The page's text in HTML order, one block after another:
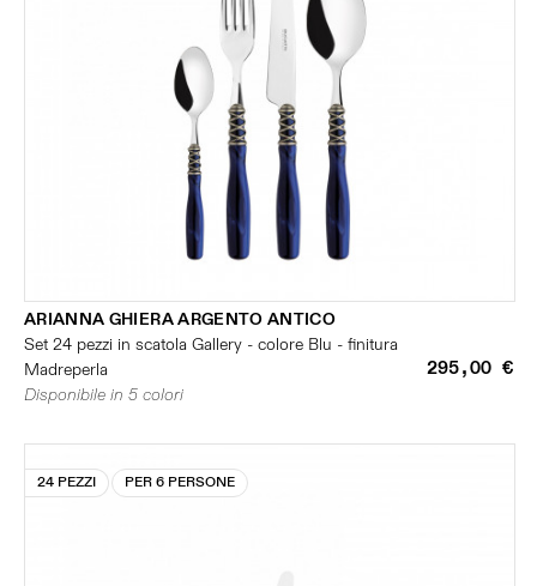
ARIANNA GHIERA ARGENTO ANTICO
Set 24 pezzi in scatola Gallery - colore Blu - finitura
Madreperla
295,00 €
Disponibile in 5 colori
24 PEZZI PER 6 PERSONE